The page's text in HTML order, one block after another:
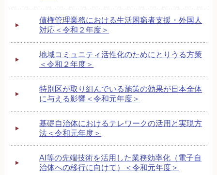
債権管理業務における生活困窮者支援・外国人
対応＜令和２年度＞
地域コミュニティ活性化のためにとりうる方策
＜令和２年度＞
特別区が取り組んでいる施策の効果が日本全体
に与える影響＜令和元年度＞
基礎自治体におけるテレワークの活用と実現方
法＜令和元年度＞
AI等の先端技術を活用した業務効率化（電子自
治体への移行に向けて）＜令和元年度＞